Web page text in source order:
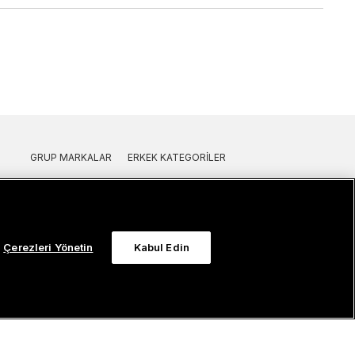
GRUP MARKALAR
Fashfed
UNITED4
ERKEK KATEGORILER
Outlet Erkek Polo
Outlet Erkek Spor Ayakkabı & Sneaker
Çerezleri Yönetin Kabul Edin